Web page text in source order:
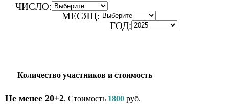
ЧИСЛО:
МЕСЯЦ:
ГОД:
Количество участников и стоимость
Не менее 20+2. Стоимость 1800 руб.